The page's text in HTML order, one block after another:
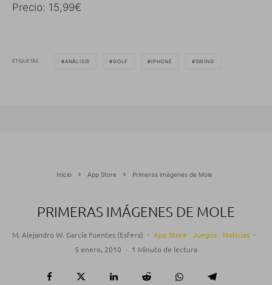
Precio: 15,99€
ETIQUETAS ANÁLISIS GOLF IPHONE SWING
Inicio App Store Primeras imágenes de Mole
PRIMERAS IMÁGENES DE MOLE
M. Alejandro W. García Fuentes (Esfera) · App Store Juegos Noticias ·
5 enero, 2010 · 1 Minuto de lectura